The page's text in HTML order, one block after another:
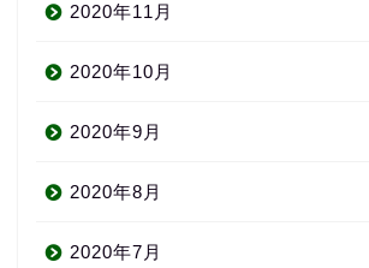
2020年11月
2020年10月
2020年9月
2020年8月
2020年7月